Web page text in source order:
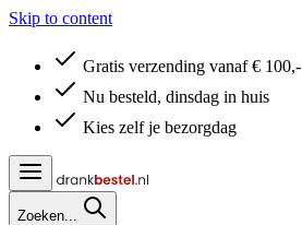
Skip to content
Gratis verzending vanaf € 100,-
Nu besteld, dinsdag in huis
Kies zelf je bezorgdag
Zoeken...